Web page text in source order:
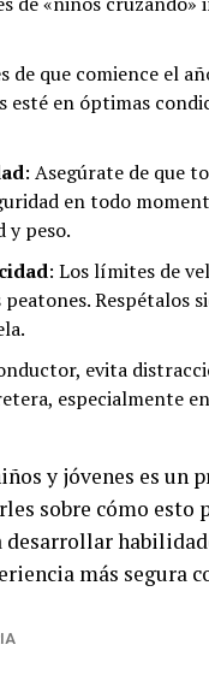
de que comience el
esté en óptimas
: Asegúrate de que
en todo
y peso.
: Los límites de
Respétalos
evita
especialmente
y jóvenes es un
sobre cómo
desarrollar
más segura